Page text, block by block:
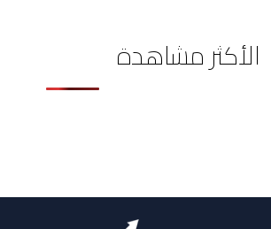
الأكثر مشاهدة